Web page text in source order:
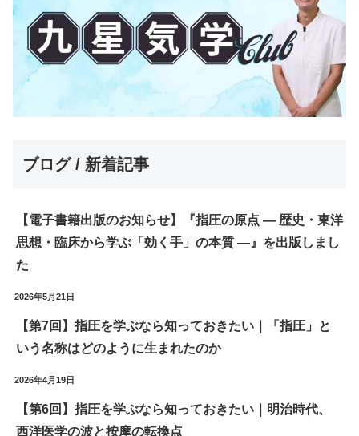
ブログ / 新着記事
【電子書籍出版のお知らせ】『指圧の原点 ― 歴史・東洋
思想・臨床から学ぶ「効く手」の本質 ―』を出版しまし
た
2026年5月21日
【第7回】指圧を学ぶなら知っておきたい｜「指圧」と
いう名称はどのように生まれたのか
2026年4月19日
【第6回】指圧を学ぶなら知っておきたい｜明治時代、
西洋医学の波と按摩の転換点